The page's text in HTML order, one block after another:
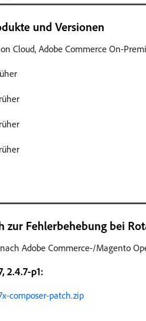
und Versionen
Cloud, Adobe Commerce On-
zur Fehlerbehebung bei
Adobe Commerce-/Magento
2.4.7-p1:
composer-patch.zip